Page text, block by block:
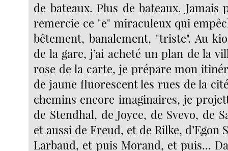
de bateaux. Plus de bateaux. Jamais
remercie ce "e" miraculeux qui
bêtement, banalement, "triste". Au
de la gare, j’ai acheté un plan de la
rose de la carte, je prépare mon
de jaune fluorescent les rues de la
chemins encore imaginaires, je
de Stendhal, de Joyce, de Svevo, de
et aussi de Freud, et de Rilke, d’Egon
Larbaud, et puis Morand, et puis...